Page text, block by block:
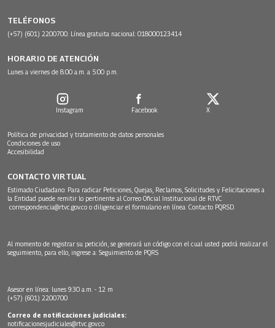
TELÉFONOS
(+57) (601) 2200700. Línea gratuita nacional: 018000123414
HORARIO DE ATENCIÓN
Lunes a viernes de 8:00 a.m. a 5:00 p.m.
Instagram Facebook X
Política de privacidad y tratamiento de datos personales
Condiciones de uso
Accesibilidad
CONTACTO VIRTUAL
Estimado Ciudadano: Para radicar Peticiones, Quejas, Reclamos, Solicitudes y Felicitaciones a
la Entidad puede remitir lo pertinente al Correo Oficial Institucional de RTVC
correspondencia@rtvc.gov.co o diligenciar el formulario en línea: Contacto PQRSD.
Al momento de registrar su petición, se generará un código con el cual usted podrá realizar el
seguimiento, para ello, ingrese a: Seguimiento de PQRS
Asesor en línea: lunes 9:30 a.m. - 12 m
(+57) (601) 2200700
Correo de notificaciones judiciales:
notificacionesjudiciales@rtvc.gov.co